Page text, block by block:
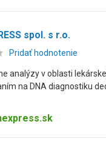
spol. s r.o.
Pridať hodnotenie
analýzy v oblasti
na DNA diagnostiku